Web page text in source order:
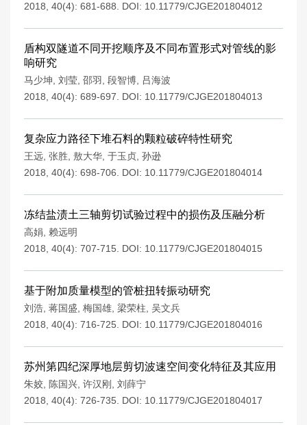
2018, 40(4): 681-688.
DOI: 10.11779/CJGE201804012
盾构双隧道不同开挖顺序及不同布置形式对管线的影
响研究
马少坤 刘莹 邵羽 段智博
吕海波
2018, 40(4): 689-697.
DOI: 10.11779/CJGE201804013
复杂应力路径下堆石料的颗粒破碎特性研究
王远 张胜 敖大华 于玉贞 孙逊
2018, 40(4): 698-706.
DOI: 10.11779/CJGE201804014
冻结盐渍土三轴剪切试验过程中的损伤及压融分析
高娟
赖远明
2018, 40(4): 707-715.
DOI: 10.11779/CJGE201804015
基于附加质量模型的管桩扭转振动研究
刘浩 蒋国盛 梅国雄 梁荣柱 吴文兵
2018, 40(4): 716-725.
DOI: 10.11779/CJGE201804016
苏州第四纪深厚地层剪切波速空间变化特征及其应用
朱姣 陈国兴 许汉刚
刘薛宁
2018, 40(4): 726-735.
DOI: 10.11779/CJGE201804017